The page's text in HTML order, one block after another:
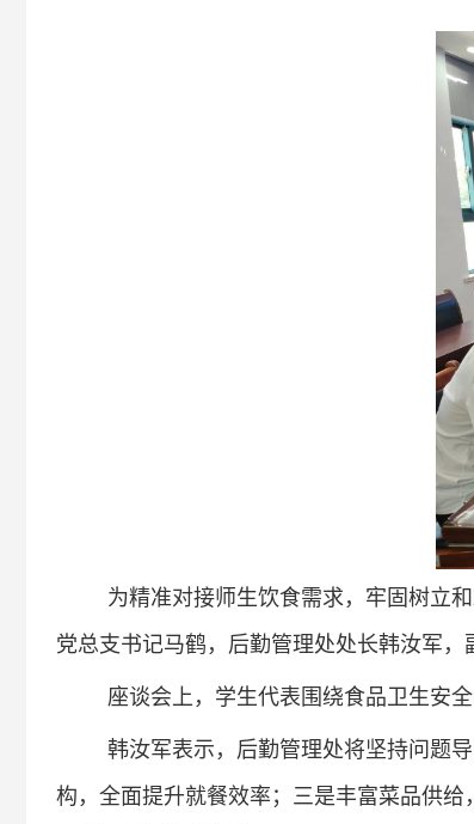
为精准对接师生饮食需求，牢固树立
党总支书记马鹤，后勤管理处处长韩汝军
座谈会上，学生代表围绕食品卫生安
韩汝军表示，后勤管理处将坚持问题
构，全面提升就餐效率；三是丰富菜品供